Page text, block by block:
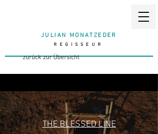
JULIAN MONATZEDER
REGISSEUR
zurück zur Übersicht
THE BLESSED LINE